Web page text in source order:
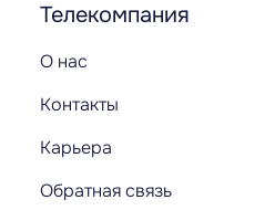
Телекомпания
О нас
Контакты
Карьера
Обратная связь